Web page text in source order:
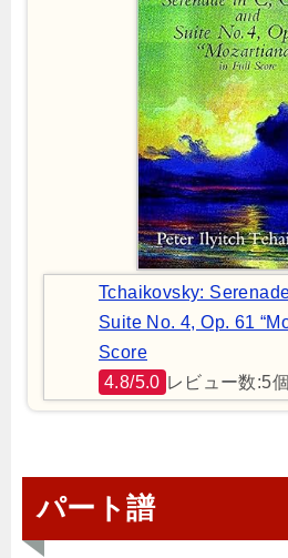
Tchaikovsky:
Suite No. 4, Op. 61
Score
4.8/5.0 レビュー数:5個
パート譜